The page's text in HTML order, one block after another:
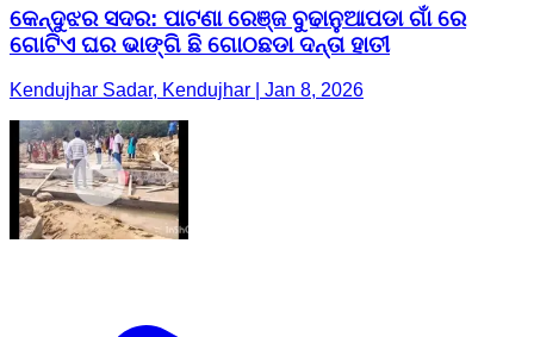
କେନ୍ଦୁଝର ସଦର: ପାଟଣା ରେଞ୍ଜ ବୁଢାନୁଆପଡା ଗାଁ ରେ
ଗୋଟିଏ ଘର ଭାଙ୍ଗି ଛି ଗୋଠଛଡା ଦନ୍ତା ହାତୀ
Kendujhar Sadar, Kendujhar | Jan 8, 2026